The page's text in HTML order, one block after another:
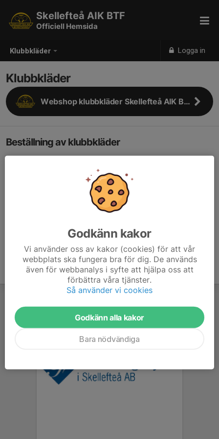
Klubbkläder Logga in
Skellefteå AIK BTF
Officiell Hemsida
Klubbkläder
Webshop klubbkläder Skellefteå AIK BTF
Beställning av klubbkläder
Klubbkläder beställer man genom Intersport.
Det mesta ur sortimentet går att se via deras hemsida, se
knappen ovan för att komma till webshop.
Eller gå in på intersports.se och väljföreningar
Skellefteå AIK bordtennis. Man kan också gå in på
Intersport City och prata med säljare eller kolla på delar av
Godkänn kakor
Vi använder oss av kakor (cookies) för att vår
webbplats ska fungera bra för dig. De används
även för webbanalys i syfte att hjälpa oss att
förbättra våra tjänster.
Så använder vi cookies
Godkänn alla kakor
Bara nödvändiga